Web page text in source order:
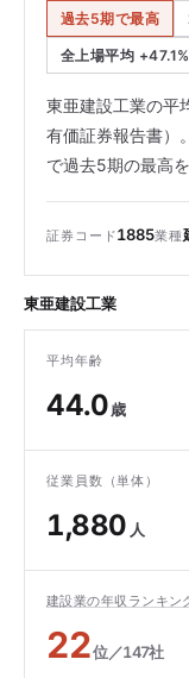
過去5期で最高
全上場平均 +47.1%
東亜建設工業の平
有価証券報告書）
で過去5期の最高
証券コード1885業種
東亜建設工業
平均年齢
44.0歳
従業員数（単体）
1,880 人
建設業の年収ランキン
22位／147社